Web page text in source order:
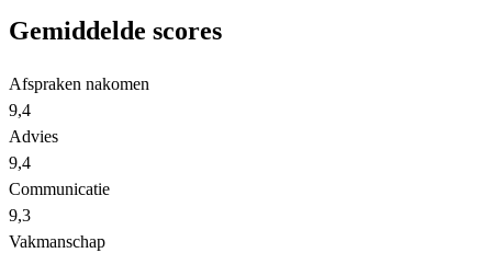
Gemiddelde scores
Afspraken nakomen
9,4
Advies
9,4
Communicatie
9,3
Vakmanschap